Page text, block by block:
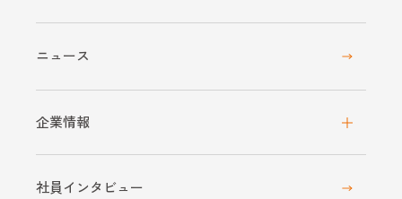
ニュース
企業情報
社員インタビュー